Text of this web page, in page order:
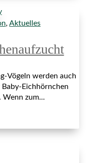
, Aktuelles
Vögeln werden auch
Eichhörnchen
Wenn zum...